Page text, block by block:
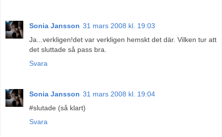
Sonia Jansson 31 mars 2008 kl. 19:03
Ja...verkligen!det var verkligen hemskt det där. Vilken tur att
det sluttade så pass bra.
Svara
Sonia Jansson 31 mars 2008 kl. 19:04
#slutade (så klart)
Svara